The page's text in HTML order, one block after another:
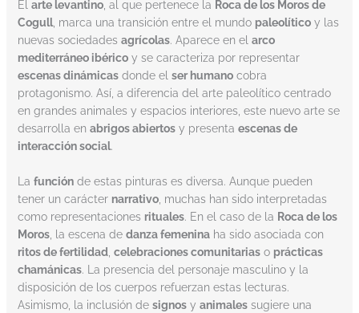
El arte levantino, al que pertenece la Roca de los Moros de
Cogull, marca una transición entre el mundo paleolíticoy las
nuevas sociedades agrícolas. Aparece en el arco
mediterráneo ibéricoy se caracteriza por representar
escenas dinámicasdonde el ser humanocobra
protagonismo. Así, a diferencia del arte paleolítico centrado
en grandes animales y espacios interiores, este nuevo arte se
desarrolla en abrigos abiertosy presenta escenas de
interacción social.
La funciónde estas pinturas es diversa. Aunque pueden
tener un carácter narrativo, muchas han sido interpretadas
como representaciones rituales. En el caso de la Roca de los
Moros, la escena de danza femeninaha sido asociada con
ritos de fertilidad, celebraciones comunitariaso prácticas
chamánicas. La presencia del personaje masculino y la
disposición de los cuerpos refuerzan estas lecturas.
Asimismo, la inclusión de signosy animalessugiere una